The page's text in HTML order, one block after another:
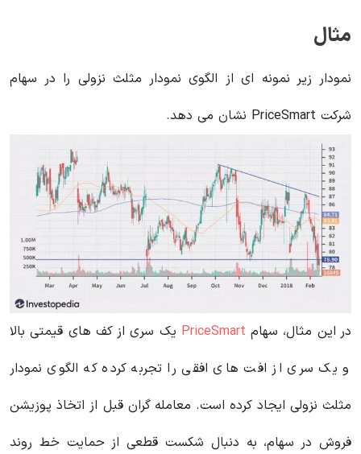
مثال
نمودار زیر نمونه ای از الگوی نمودار مثلث نزولی را در سهام
شرکت PriceSmart نشان می دهد.
در این مثال، سهام PriceSmart یک سری از کف های قیمتی بالا
و یک سری از افت های افقی را تجربه کرده که الگوی نمودار
مثلث نزولی ایجاد کرده است. معامله گران قبل از اتخاذ پوزیشن
فروش در سهام، به دنبال شکست قطعی از حمایت خط روند